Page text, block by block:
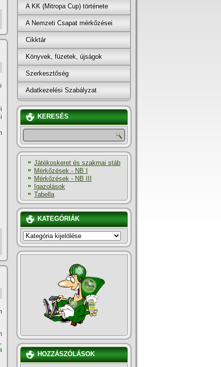
A KK (Mitropa Cup) története
A Nemzeti Csapat mérkőzései
Cikktár
Könyvek, füzetek, újságok
Szerkesztőség
Adatkezelési Szabályzat
KERESÉS
Játékoskeret és szakmai stáb
Mérkőzések - NB I
Mérkőzések - NB III
Igazolások
Tabella
KATEGÓRIÁK
KATEGÓRIÁK
HOZZÁSZÓLÁSOK